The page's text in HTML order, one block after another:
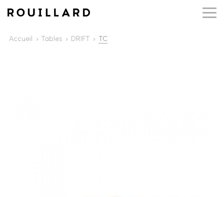
Accueil Tables DRIFT TC